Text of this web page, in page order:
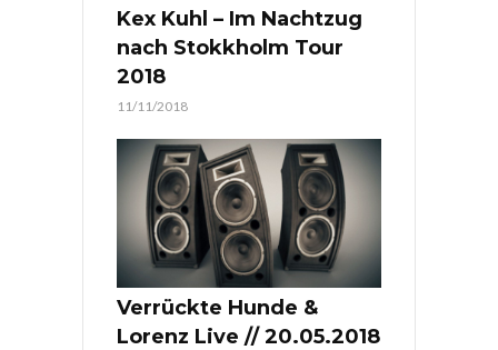
Kex Kuhl – Im Nachtzug
nach Stokkholm Tour
2018
11/11/2018
Verrückte Hunde &
Lorenz Live // 20.05.2018